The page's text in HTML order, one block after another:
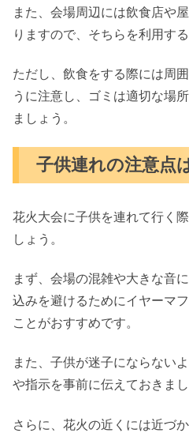
また、会場周辺には飲食店や
りますので、そちらを利用す
ただし、飲食をする際には周
うに注意し、ゴミは適切な場
ましょう。
子供連れの注意点
花火大会に子供を連れて行く
しょう。
まず、会場の混雑や大きな音
込みを避けるためにイヤーマ
ことがおすすめです。
また、子供が迷子にならない
や指示を事前に伝えておきまし
さらに、花火の近くには近づ